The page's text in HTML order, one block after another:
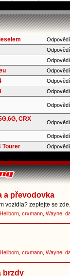
CRX
Tourer
a převodovka
vozidla? zeptejte se
Hellborn crxmann Wayne
Hellborn crxmann Wayne
brzdy